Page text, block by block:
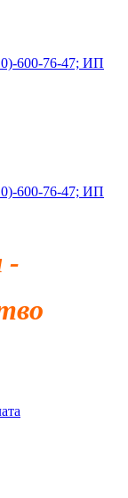
600-76-47; ИП
600-76-47; ИП
-